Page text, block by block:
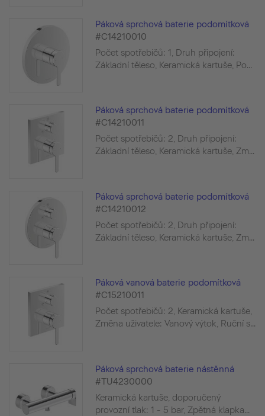
Páková sprchová baterie podomítková
#C14210010
Počet spotřebičů: 1, Druh připojení:
Základní těleso, Keramická kartuše, Po...
Páková sprchová baterie podomítková
#C14210011
Počet spotřebičů: 2, Druh připojení:
Základní těleso, Keramická kartuše, Zm...
Páková sprchová baterie podomítková
#C14210012
Počet spotřebičů: 2, Druh připojení:
Základní těleso, Keramická kartuše, Zm...
Páková vanová baterie podomítková
#C15210011
Počet spotřebičů: 2, Keramická kartuše,
Změna uživatele: Vanový výtok, Ruční s...
Páková sprchová baterie nástěnná
#TU4230000
Keramická kartuše, doporučený
provozní tlak: 1 - 5 bar, Zpětná klapka...